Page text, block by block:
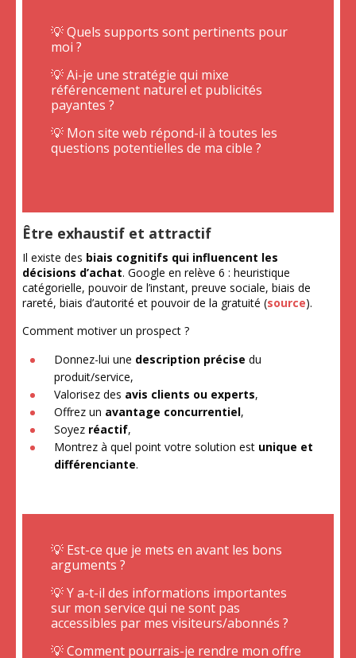
💡 Quels supports sont pertinents pour
moi ?
💡 Ai-je une stratégie qui mixe
référencement naturel et publicités
payantes ?
💡 Mon site web répond-il à toutes les
questions potentielles de ma cible ?
Être exhaustif et attractif
Il existe des biais cognitifs qui influencent les
décisions d’achat. Google en relève 6 : heuristique
catégorielle, pouvoir de l’instant, preuve sociale, biais de
rareté, biais d’autorité et pouvoir de la gratuité (source).
Comment motiver un prospect ?
Donnez-lui une description précise du
produit/service,
Valorisez des avis clients ou experts,
Offrez un avantage concurrentiel,
Soyez réactif,
Montrez à quel point votre solution est unique et
différenciante.
💡 Est-ce que je mets en avant les bons
arguments ?
💡 Y a-t-il des informations importantes
sur mon service qui ne sont pas
accessibles par mes visiteurs/abonnés ?
💡 Comment pourrais-je rendre mon offre